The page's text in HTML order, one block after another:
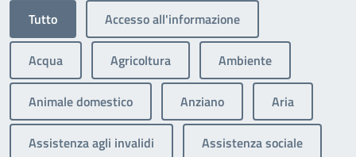
Tutto Accesso all'informazione
Acqua Agricoltura Ambiente
Animale domestico Anziano Aria
Assistenza agli invalidi Assistenza sociale